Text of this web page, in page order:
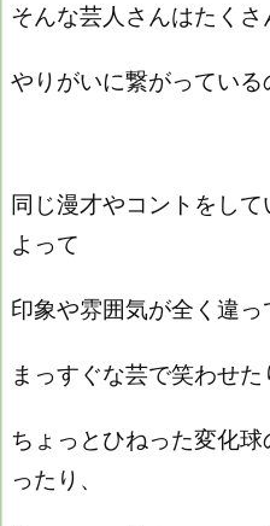
そんな芸人さんはたくさ
やりがいに繋がっている
同じ漫才やコントをし
よって
印象や雰囲気が全く違っ
まっすぐな芸で笑わせた
ちょっとひねった変化
ったり、